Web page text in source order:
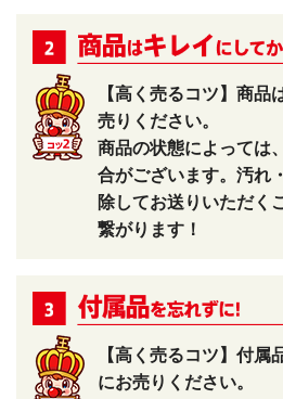
【高く売るコツ】商品
売りください。
商品の状態によっては
合がございます。汚れ
除してお送りいただく
繋がります！
【高く売るコツ】付属
にお売りください。